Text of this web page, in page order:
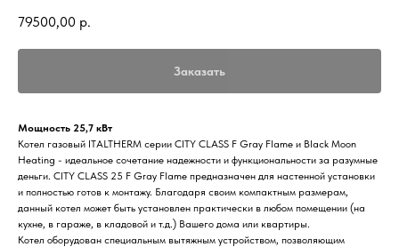
79500,00 р.
Заказать
Мощность 25,7 кВт
Котел газовый ITALTHERM серии CITY CLASS F Gray Flame и Black Moon
Heating - идеальное сочетание надежности и функциональности за разумные
деньги. CITY CLASS 25 F Gray Flame предназначен для настенной установки
и полностью готов к монтажу. Благодаря своим компактным размерам,
данный котел может быть установлен практически в любом помещении (на
кухне, в гараже, в кладовой и т.д.) Вашего дома или квартиры.
Котел оборудован специальным вытяжным устройством, позволяющим